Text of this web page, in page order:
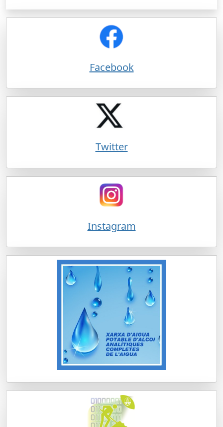
Facebook
Twitter
Instagram